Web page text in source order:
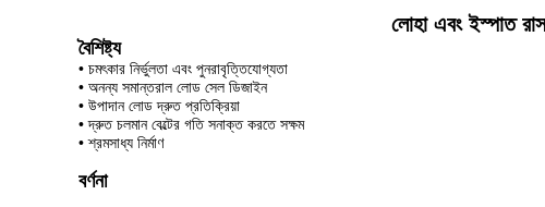
লোহা এবং ইস্পাত
বৈশিষ্ট্য
• চমৎকার নির্ভুলতা এবং পুনরাবৃত্তিযোগ্যতা
• অনন্য সমান্তরাল লোড সেল ডিজাইন
• উপাদান লোড দ্রুত প্রতিক্রিয়া
• দ্রুত চলমান বেল্টের গতি সনাক্ত করতে সক্ষম
• শ্রমসাধ্য নির্মাণ
বর্ণনা